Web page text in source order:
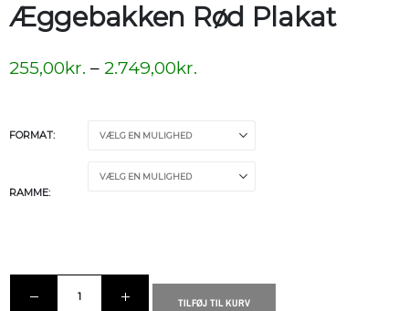
Æggebakken Rød Plakat
255,00kr. – 2.749,00kr.
FORMAT
RAMME
TILFØJ TIL KURV